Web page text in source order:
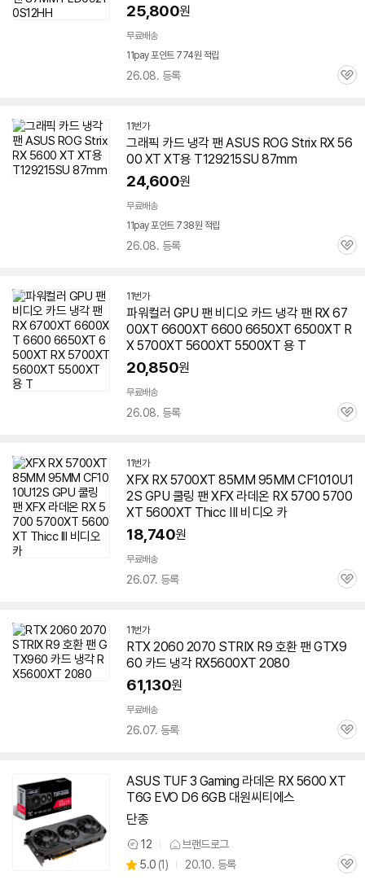
25,800원
무료배송
11pay 포인트 774원 적립
26.08. 등록
관
11번가
그래픽 카드 냉각 팬 ASUS ROG Strix RX 56
00 XT XT용 T129215SU 87mm
24,600원
무료배송
11pay 포인트 738원 적립
26.08. 등록
관
11번가
파워컬러 GPU 팬 비디오 카드 냉각 팬 RX 67
00XT 6600XT 6600 6650XT 6500XT R
X 5700XT 5600XT 5500XT 용 T
20,850원
무료배송
26.08. 등록
관
11번가
XFX RX 5700XT 85MM 95MM CF1010U1
2S GPU 쿨링 팬 XFX 라데온 RX 5700 5700
XT 5600XT Thicc III 비디오 카
18,740원
무료배송
26.07. 등록
관
11번가
RTX 2060 2070 STRIX R9 호환 팬 GTX9
60 카드 냉각 RX5600XT 2080
61,130원
무료배송
26.07. 등록
관
ASUS TUF 3 Gaming 라데온 RX 5600 XT
T6G EVO D6 6GB 대원씨티에스
단종
상
품
12 브랜드로그
별
5.0 (상
1) 20.10. 등록
관